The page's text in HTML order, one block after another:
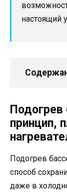
настоящий
Подогрев
принцип,
Подогрев
способ
даже в